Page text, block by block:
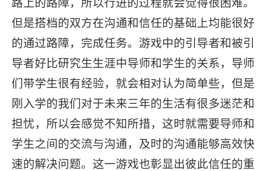
但是搭档的双方在沟通和信任的基础上均能很好
的通过路障，完成任务。游戏中的引导者和被引
导者好比研究生生涯中导师和学生的关系，导师
们带学生很有经验，就会相对认为简单些，但是
刚入学的我们对于未来三年的生活有很多迷茫和
担忧，所以会感觉不知所措，这时就需要导师和
学生之间的交流与沟通，及时的沟通能够高效快
速的解决问题。这一游戏也彰显出彼此信任的重